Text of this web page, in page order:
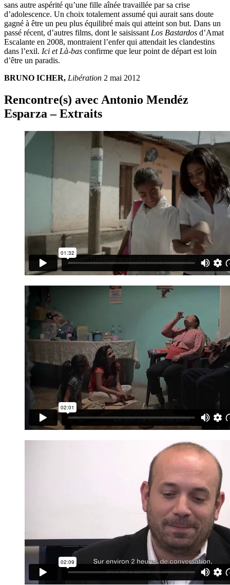
sans autre aspérité qu’une fille aînée travaillée par sa crise
d’adolescence. Un choix totalement assumé qui aurait sans doute
gagné à être un peu plus équilibré mais qui atteint son but. Dans un
passé récent, d’autres films, dont le saisissantLos Bastardos d’Amat
Escalante en 2008, montraient l’enfer qui attendait les clandestins
dans l’exil. Ici et Là-bas confirme que leur point de départ est loin
d’être un paradis.
BRUNO ICHER, Libération 2 mai 2012
Rencontre(s) avec Antonio Mendéz
Esparza– Extraits